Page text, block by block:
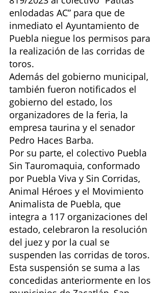
enlodadas AC” para que de
inmediato el Ayuntamiento de
Puebla niegue los permisos para
la realización de las corridas de
toros.
Además del gobierno municipal,
también fueron notificados el
gobierno del estado, los
organizadores de la feria, la
empresa taurina y el senador
Pedro Haces Barba.
Por su parte, el colectivo Puebla
Sin Tauromaquia, conformado
por Puebla Viva y Sin Corridas,
Animal Héroes y el Movimiento
Animalista de Puebla, que
integra a 117 organizaciones del
estado, celebraron la resolución
del juez y por la cual se
suspenden las corridas de toros.
Esta suspensión se suma a las
concedidas anteriormente en los